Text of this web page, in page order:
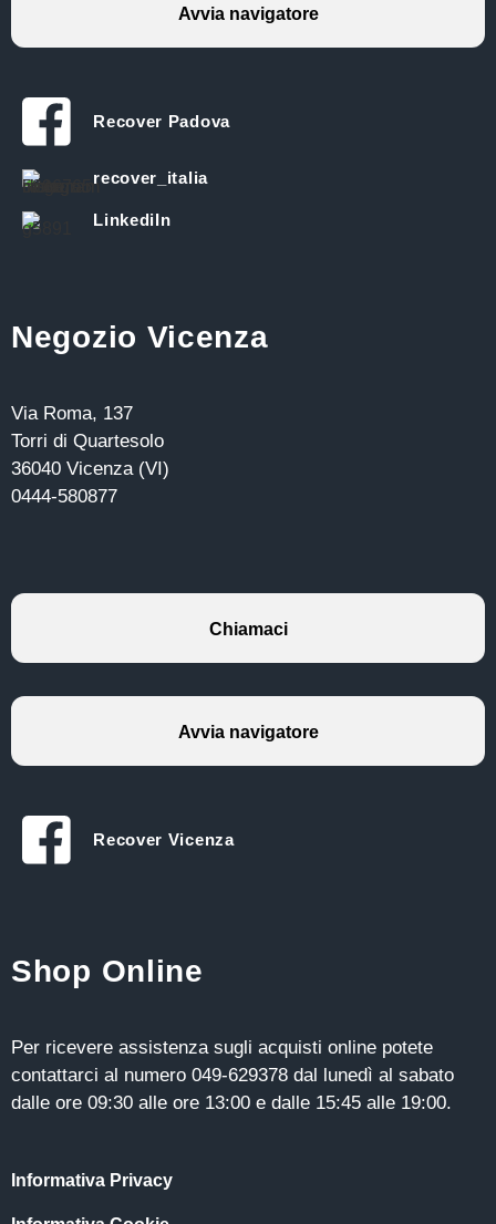
Avvia navigatore
Recover Padova
recover_italia
LinkediIn
Negozio Vicenza
Via Roma, 137
Torri di Quartesolo
36040 Vicenza (VI)
0444-580877
Chiamaci
Avvia navigatore
Recover Vicenza
Shop Online
Per ricevere assistenza sugli acquisti online potete
contattarci al numero 049-629378 dal lunedì al sabato
dalle ore 09:30 alle ore 13:00 e dalle 15:45 alle 19:00.
Informativa Privacy